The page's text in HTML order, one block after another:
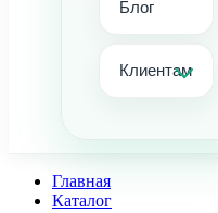
Блог
Клиентам
Главная
Каталог